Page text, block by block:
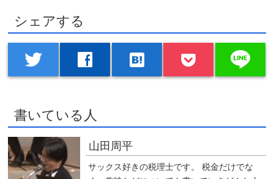
シェアする
twitter facebook hatenabookmark line
書いている人
山田周平
サックス好きの税理士です。 税金だけでな